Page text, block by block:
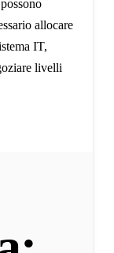
allocare
IT,
livelli